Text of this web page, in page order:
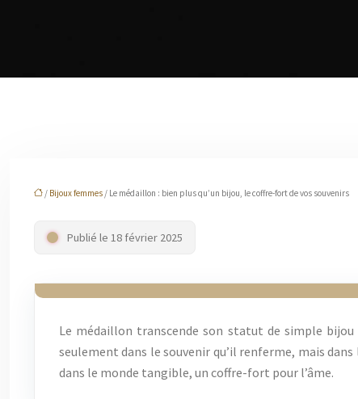
/ Bijoux femmes / Le médaillon : bien plus qu’un bijou, le coffre-fort de vos souvenirs
Publié le 18 février 2025
Le médaillon transcende son statut de simple
seulement dans le souvenir qu’il renferme, mais
dans le monde tangible, un coffre-fort pour l’âme.